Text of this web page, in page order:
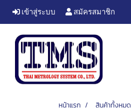
เข้าสู่ระบบ สมัครสมาชิก
หน้าแรก สินค้าทั้งหมด